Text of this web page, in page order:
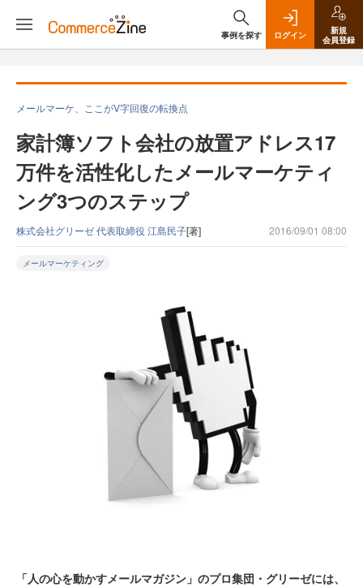
事例を探す ログイン
新規
会員登録
メールマーケ、ここがV字回復の転換点
家計簿ソフト会社の放置アドレス17
万件を活性化したメールマーケティ
ング3つのステップ
株式会社グリーゼ 代表取締役 江島民子[著] 2016/09/01 08:00
メールマーケティング
「人の心を動かすメールマガジン」のプロ集団・グリーゼには、